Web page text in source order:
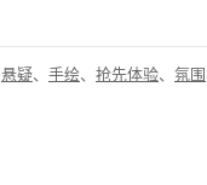
悬疑、 手绘、 抢先体验、 氛围